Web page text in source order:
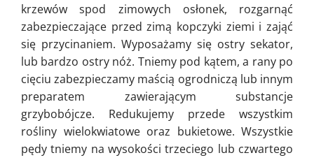
krzewów spod zimowych osłonek, rozgarnąć
zabezpieczające przed zimą kopczyki ziemi i zająć
się przycinaniem. Wyposażamy się ostry sekator,
lub bardzo ostry nóż. Tniemy pod kątem, a rany po
cięciu zabezpieczamy maścią ogrodniczą lub innym
preparatem zawierającym substancje
grzybobójcze. Redukujemy przede wszystkim
rośliny wielokwiatowe oraz bukietowe. Wszystkie
pędy tniemy na wysokości trzeciego lub czwartego